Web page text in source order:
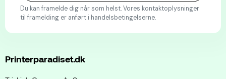
Du kan framelde dig når som helst. Vores kontaktoplysninger
til framelding er anført i handelsbetingelserne.
Printerparadiset.dk